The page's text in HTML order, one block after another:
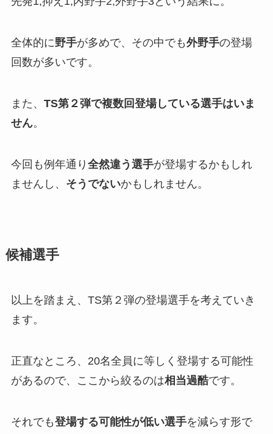
全体的に野手が多めで、その中でも外野手の登場
回数が多いです。
また、 TS第２弾で複数回登場している選手はいま
せん。
今回も例年通り 全然違う選手が登場するかもしれ
ませんし、 そうでないかもしれません。
候補選手
以上を踏まえ、TS第２弾の登場選手を考えていき
ます。
正直なところ、20名全員に等しく登場する可能性
があるので、ここから絞るのは相当過酷です。
それでも登場する可能性が低い選手を減らす形で